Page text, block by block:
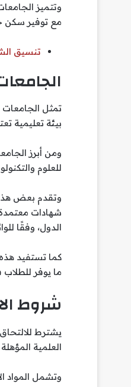
وتتميز
مع توفير سكن
تنسيق
تمثل الجامعات
بيئة تعليمية
ومن أبرز
للعلوم
وتقدم بعض هذه
شهادات
الدول، وفقًا
كما تستفيد
ما يوفر
شروط
يشترط
العلمية
وتشمل المواد